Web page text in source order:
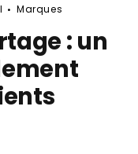
Marques
: un